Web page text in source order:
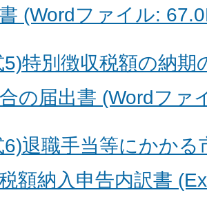
(Wordファイル:
5)特別徴収税額の納期
の届出書 (Wordファ
6)退職手当等にかかる
額納入申告内訳書